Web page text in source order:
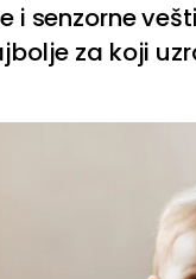
senzorne
za koji